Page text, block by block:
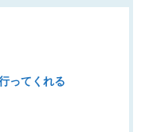
ってくれる